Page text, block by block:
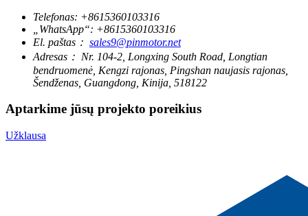
Telefonas: +8615360103316
„WhatsApp“: +8615360103316
El. paštas： sales9@pinmotor.net
Adresas： Nr. 104-2, Longxing South Road, Longtian
bendruomenė, Kengzi rajonas, Pingshan naujasis rajonas,
Šendženas, Guangdong, Kinija, 518122
Aptarkime jūsų projekto poreikius
Užklausa